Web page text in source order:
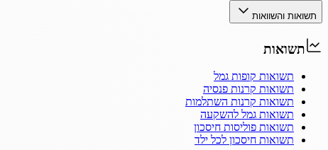
תשואות והשוואות
תשואות
תשואות קופות גמל
תשואות קרנות פנסיה
תשואות קרנות השתלמות
תשואות גמל להשקעה
תשואות פוליסות חיסכון
תשואות חיסכון לכל ילד